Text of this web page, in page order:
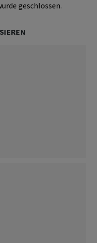
geschlossen.